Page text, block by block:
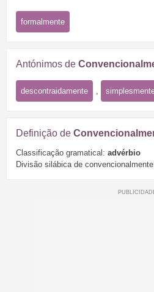
formalmente
Antónimos de
descontraidamente ,
Definição de
Classificação gramatical: advérbio
Divisão silábica de